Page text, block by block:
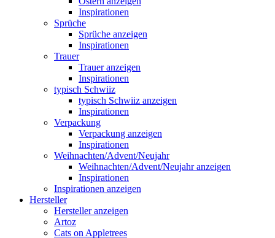
Inspirationen
Sprüche
Sprüche anzeigen
Inspirationen
Trauer
Trauer anzeigen
Inspirationen
typisch Schwiiz
typisch Schwiiz anzeigen
Inspirationen
Verpackung
Verpackung anzeigen
Inspirationen
Weihnachten/Advent/Neujahr
Weihnachten/Advent/Neujahr anzeigen
Inspirationen
Inspirationen anzeigen
Hersteller
Hersteller anzeigen
Artoz
Cats on Appletrees